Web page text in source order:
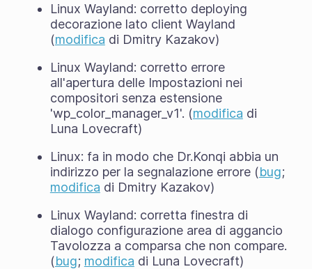
Linux Wayland: corretto deploying
decorazione lato client Wayland
(modifica di Dmitry Kazakov)
Linux Wayland: corretto errore
all'apertura delle Impostazioni nei
compositori senza estensione
'wp_color_manager_v1'. (modifica di
Luna Lovecraft)
Linux: fa in modo che Dr.Konqi abbia un
indirizzo per la segnalazione errore (bug;
modifica di Dmitry Kazakov)
Linux Wayland: corretta finestra di
dialogo configurazione area di aggancio
Tavolozza a comparsa che non compare.
(bug; modifica di Luna Lovecraft)